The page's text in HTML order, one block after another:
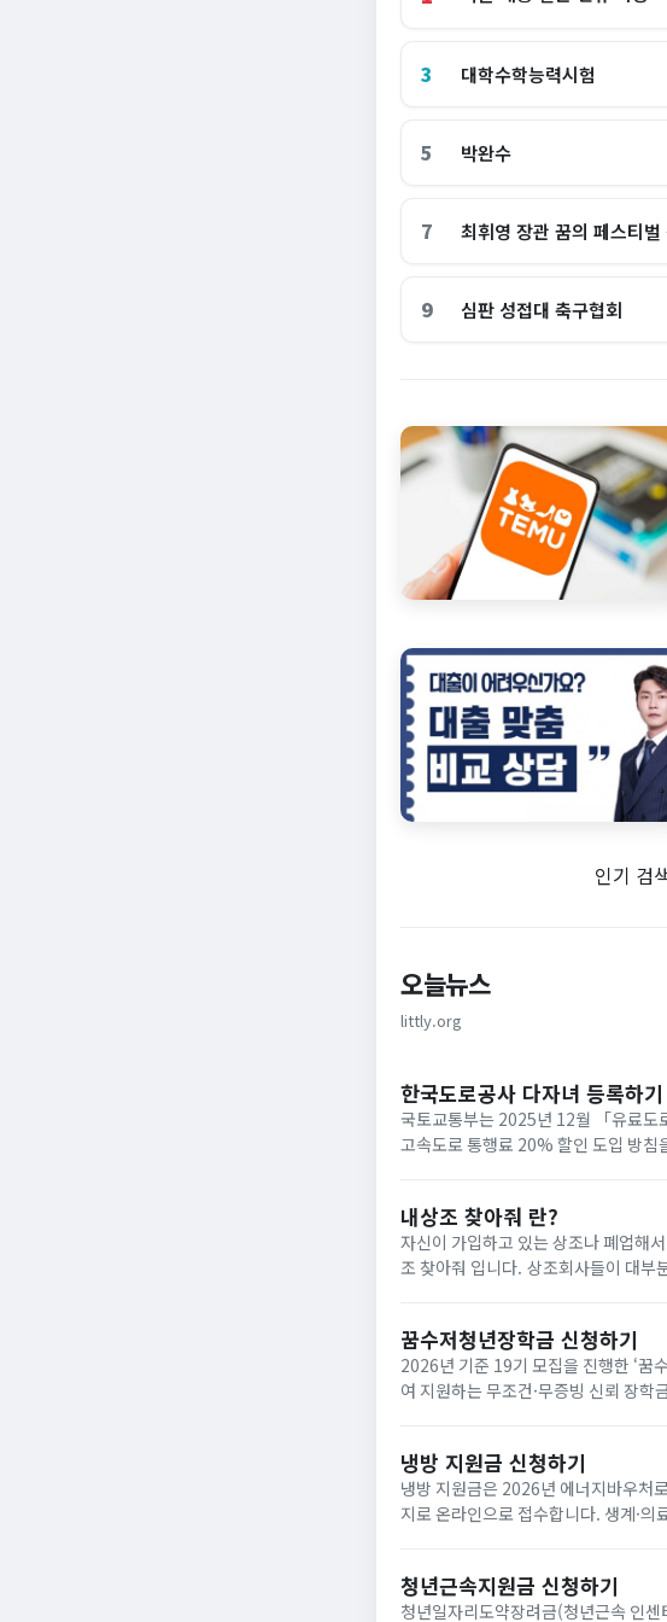
3 대학수학능력시험
5 박완수
7 최휘영 장관 꿈의 페스티벌
9 심판 성접대 축구협회
인기 검
오늘뉴스
littly.org
한국도로공사 다자녀 등록하기
국토교통부는 2025년 12월 「유료도
고속도로 통행료 20% 할인 도입 방침
내상조 찾아줘 란?
자신이 가입하고 있는 상조나 폐업해
조 찾아줘 입니다. 상조회사들이 대부분 영세하여 폐업하는 사례가 속출하고 있는데 아래와 같은 사이트에서 조회하면
꿈수저청년장학금 신청하기
2026년 기준 19기 모집을 진행한 ‘꿈
여 지원하는 무조건·무증빙 신뢰 장
냉방 지원금 신청하기
냉방 지원금은 2026년 에너지바우처
지로 온라인으로 접수합니다. 생계·의
청년근속지원금 신청하기
청년일자리도약장려금(청년근속 인